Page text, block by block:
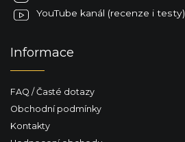
YouTube kanál (recenze i testy)
Informace
FAQ / Časté dotazy
Obchodní podmínky
Kontakty